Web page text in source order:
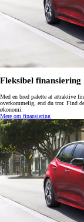
Fleksibel finansiering
Med en bred palette at attraktive
overkommelig, end du tror. Find
økonomi.
Mere om finansiering